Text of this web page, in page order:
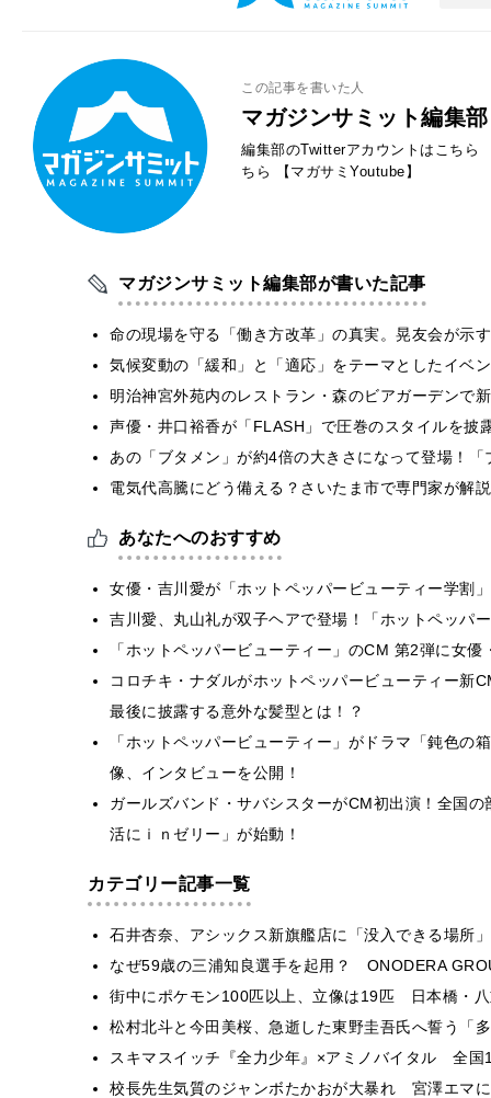
この記事を書いた人
マガジンサミット編集部
編集部のTwitterアカウントはこちら
ちら
【マガサミYoutube】
マガジンサミット編集部が書いた記事
命の現場を守る「働き方改革」の真実。晃友会が示
気候変動の「緩和」と「適応」をテーマとしたイベ
明治神宮外苑内のレストラン・森のビアガーデンで
声優・井口裕香が「FLASH」で圧巻のスタイルを
あの「ブタメン」が約4倍の大きさになって登場！
電気代高騰にどう備える？さいたま市で専門家が解
あなたへのおすすめ
女優・吉川愛が「ホットペッパービューティー学割
吉川愛、丸山礼が双子ヘアで登場！「ホットペッパ
「ホットペッパービューティー」のCM 第2弾に女
コロチキ・ナダルがホットペッパービューティー新
最後に披露する意外な髪型とは！？
「ホットペッパービューティー」がドラマ「鈍色の
像、インタビューを公開！
ガールズバンド・サバシスターがCM初出演！全国
活にｉｎゼリー」が始動！
カテゴリー記事一覧
石井杏奈、アシックス新旗艦店に「没入できる場所
なぜ59歳の三浦知良選手を起用？ ONODERA
街中にポケモン100匹以上、立像は19匹 日本橋・
松村北斗と今田美桜、急逝した東野圭吾氏へ誓う「
スキマスイッチ『全力少年』×アミノバイタル 全国
校長先生気質のジャンボたかおが大暴れ 宮澤エマ